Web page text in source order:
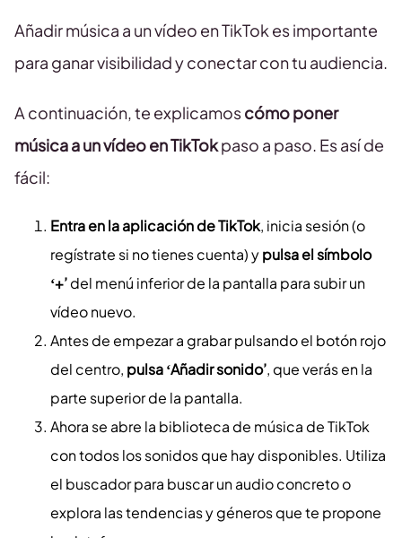
Añadir música a un vídeo en TikTok es importante
para ganar visibilidad y conectar con tu audiencia.
A continuación, te explicamoscómo poner
música a un vídeo en TikTokpaso a paso. Es así de
fácil:
Entra en la aplicación de TikTok, inicia sesión (o
regístrate si no tienes cuenta) ypulsa el símbolo
‘+’del menú inferior de la pantalla para subir un
vídeo nuevo.
Antes de empezar a grabar pulsando el botón rojo
del centro, pulsa ‘Añadir sonido’, que verás en la
parte superior de la pantalla.
Ahora se abre la biblioteca de música de TikTok
con todos los sonidos que hay disponibles. Utiliza
el buscador para buscar un audio concreto o
explora las tendencias y géneros que te propone